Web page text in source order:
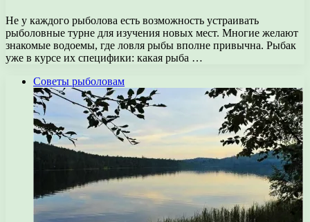
Не у каждого рыболова есть возможность устраивать
рыболовные турне для изучения новых мест. Многие желают
знакомые водоемы, где ловля рыбы вполне привычна. Рыбак
уже в курсе их специфики: какая рыба …
Советы рыболовам